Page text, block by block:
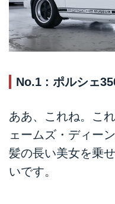
No.1 : ポルシェ
ああ、これね。こ
ェームズ・ディーン
髪の長い美女を乗
いです。